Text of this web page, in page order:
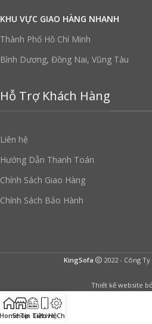
KHU VỰC GIAO HÀNG NHANH
Thành Phố Hồ Chí Minh
Bình Dương, Đồng Nai, Vũng Tàu
Hỗ Trợ Khách Hàng
Liên hệ
Hướng Dẫn Thanh Toán
Chính Sách Giao Hàng
Chính Sách Bảo Hành
KingSofa 2022 - Công
Thiết kế website
ShopTin TứcLiên Hệ
Live Chat